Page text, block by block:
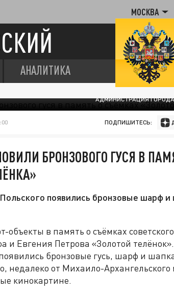
МОСКВА
АНАЛИТИКА
АДМИНИСТРАЦИЯ
ПОДПИШИТЕСЬ:
БРОНЗОВОГО ГУСЯ В
появились бронзовые шарф и
объекты в память о съёмках
Евгения Петрова «Золотой
бронзовые гусь, шарф и
недалеко от Михаило-
кинокартине.